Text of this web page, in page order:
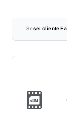
Sesei cliente